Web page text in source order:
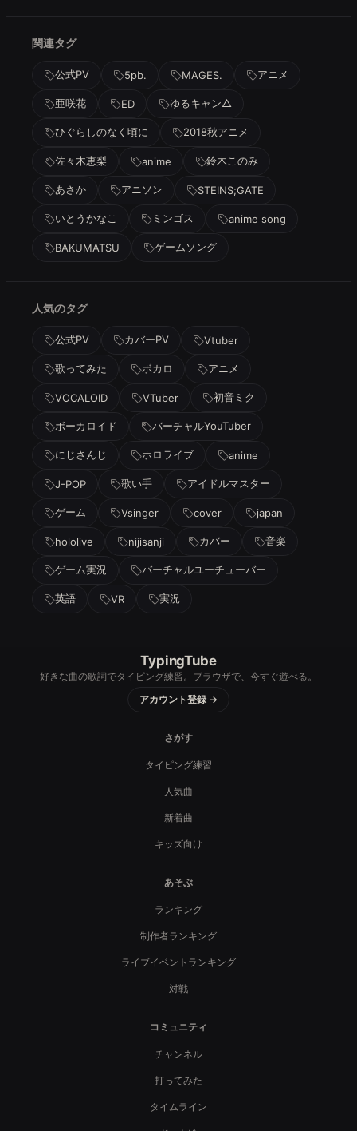
関連タグ
公式PV 5pb. MAGES. アニメ
亜咲花 ED ゆるキャン△
ひぐらしのなく頃に 2018秋アニメ
佐々木恵梨 anime 鈴木このみ
あさか アニソン STEINS;GATE
いとうかなこ ミンゴス anime song
BAKUMATSU ゲームソング
人気のタグ
公式PV カバーPV Vtuber
歌ってみた ボカロ アニメ
VOCALOID VTuber 初音ミク
ボーカロイド バーチャルYouTuber
にじさんじ ホロライブ anime
J-POP 歌い手 アイドルマスター
ゲーム Vsinger cover japan
hololive nijisanji カバー 音楽
ゲーム実況 バーチャルユーチューバー
英語 VR 実況
TypingTube
好きな曲の歌詞でタイピング練習。ブラウザで、今すぐ遊べる。
アカウント登録 →
さがす
タイピング練習
人気曲
新着曲
キッズ向け
あそぶ
ランキング
制作者ランキング
ライブイベントランキング
対戦
コミュニティ
チャンネル
打ってみた
タイムライン